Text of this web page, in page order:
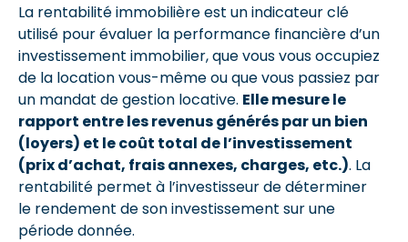
La rentabilité immobilière est un indicateur clé
utilisé pour évaluer la performance financière d’un
investissement immobilier, que vous vous occupiez
de la location vous-même ou que vous passiez par
un mandat de gestion locative. Elle mesure le
rapport entre les revenus générés par un bien
(loyers) et le coût total de l’investissement
(prix d’achat, frais annexes, charges, etc.). La
rentabilité permet à l’investisseur de déterminer
le rendement de son investissement sur une
période donnée.